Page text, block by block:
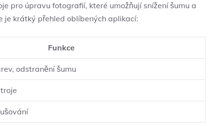
pro úpravu fotografií, které umožňují snížení šumu a
krátký přehled oblíbených aplikací:
Funkce
odstranění šumu